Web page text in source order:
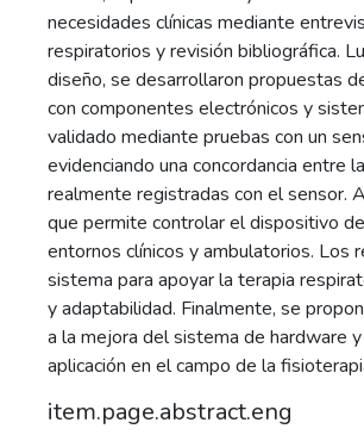
necesidades clínicas mediante
respiratorios y revisión bibliográfica.
diseño, se desarrollaron propuestas
con componentes electrónicos y
validado mediante pruebas con un
evidenciando una concordancia entre
realmente registradas con el sensor.
que permite controlar el dispositivo
entornos clínicos y ambulatorios.
sistema para apoyar la terapia
y adaptabilidad. Finalmente, se
a la mejora del sistema de hardware
aplicación en el campo de la
item.page.abstract.eng